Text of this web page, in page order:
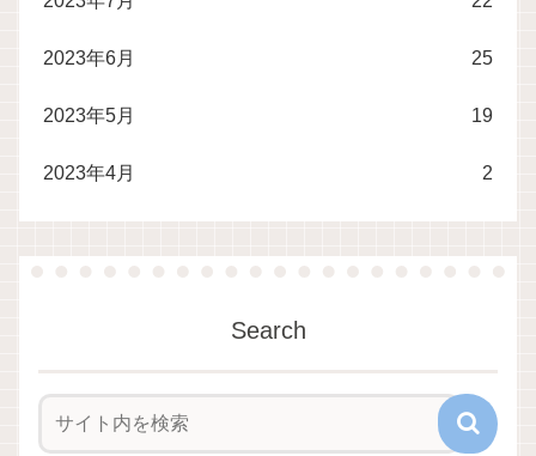
2023年6月 25
2023年5月 19
2023年4月 2
Search